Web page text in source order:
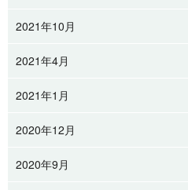
2021年10月
2021年4月
2021年1月
2020年12月
2020年9月